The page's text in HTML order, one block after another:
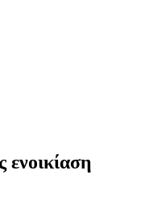
ενοικίαση